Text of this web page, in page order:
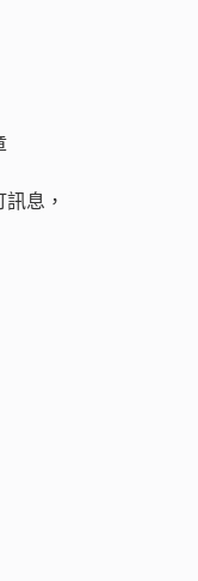
息，